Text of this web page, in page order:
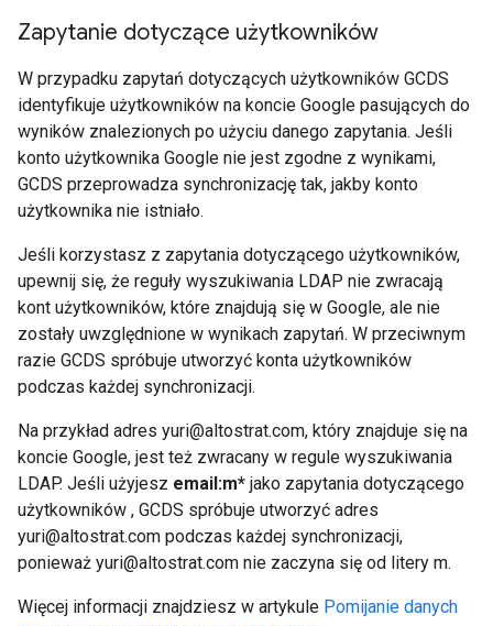
Zapytanie dotyczące użytkowników
W przypadku zapytań dotyczących użytkowników GCDS
identyfikuje użytkowników na koncie Google pasujących do
wyników znalezionych po użyciu danego zapytania. Jeśli
konto użytkownika Google nie jest zgodne z wynikami,
GCDS przeprowadza synchronizację tak, jakby konto
użytkownika nie istniało.
Jeśli korzystasz z zapytania dotyczącego użytkowników,
upewnij się, że reguły wyszukiwania LDAP nie zwracają
kont użytkowników, które znajdują się w Google, ale nie
zostały uwzględnione w wynikach zapytań. W przeciwnym
razie GCDS spróbuje utworzyć konta użytkowników
podczas każdej synchronizacji.
Na przykład adres yuri@altostrat.com, który znajduje się na
koncie Google, jest też zwracany w regule wyszukiwania
LDAP. Jeśli użyjesz email:m* jako zapytania dotyczącego
użytkowników , GCDS spróbuje utworzyć adres
yuri@altostrat.com podczas każdej synchronizacji,
ponieważ yuri@altostrat.com nie zaczyna się od litery m.
Więcej informacji znajdziesz w artykule Pomijanie danych